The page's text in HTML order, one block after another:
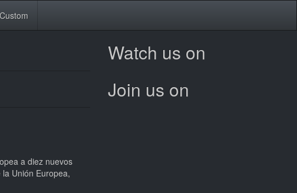
Custom
a diez nuevos
Unión Europea,
Watch us on
Join us on